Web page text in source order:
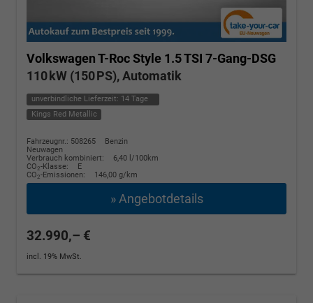
Volkswagen T-RocStyle 1.5 TSI 7-Gang-DSG
110 kW (150 PS), Automatik
unverbindliche Lieferzeit: 14 Tage
Kings Red Metallic
Fahrzeugnr.: 508265
Benzin
Neuwagen
Verbrauch kombiniert:
6,40 l/100km
CO2-Klasse:
E
CO2-Emissionen: 146,00 g/km
» Angebotdetails
32.990,– €
incl. 19% MwSt.